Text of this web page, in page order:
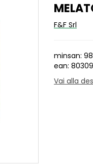
F&F Srl
minsan:
ean:
Vai alla